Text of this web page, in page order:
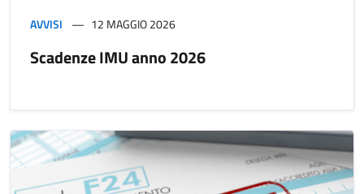
AVVISI 12 MAGGIO 2026
Scadenze IMU anno 2026